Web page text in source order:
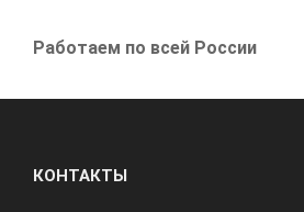
Работаем по всей России
КОНТАКТЫ